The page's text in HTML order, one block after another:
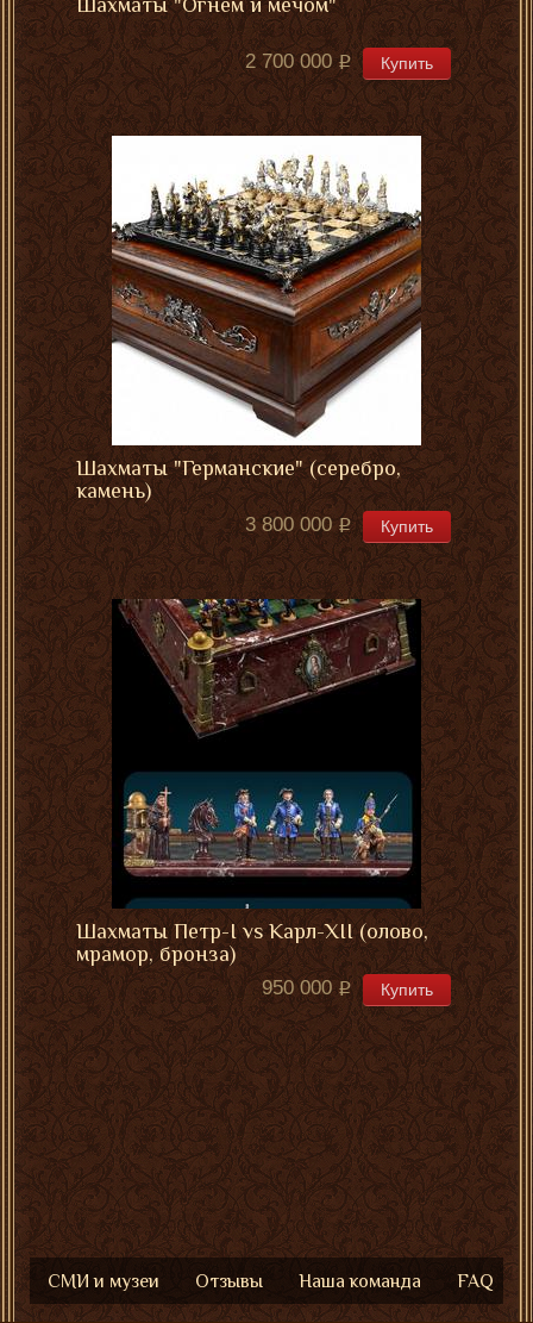
Шахматы "Огнем и мечом"
2 700 000 Купить
Шахматы "Германские" (серебро,
камень)
3 800 000 Купить
Шахматы Петр-I vs Карл-XII (олово,
мрамор, бронза)
950 000 Купить
СМИ и музеи Отзывы Наша команда FAQ